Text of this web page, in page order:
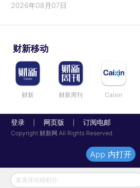
2026年08月07日
财新移动
财新 财新周刊 Caixin
登录 网页版 订阅电邮
Copyright 财新网 All Rights Reserved
发表评论得积分
App 内打开